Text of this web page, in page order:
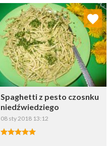
Spaghetti z pesto czosnku
niedźwiedziego
08 sty 2018 13:12
Dodaj do ulubionych
Wybierz listę: